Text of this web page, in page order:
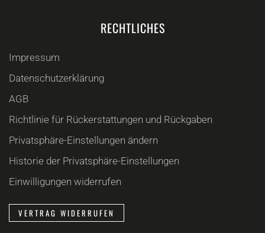
RECHTLICHES
Impressum
Datenschutzerklärung
AGB
Richtlinie für Rückerstattungen und Rückgaben
Privatsphäre-Einstellungen ändern
Historie der Privatsphäre-Einstellungen
Einwilligungen widerrufen
VERTRAG WIDERRUFEN